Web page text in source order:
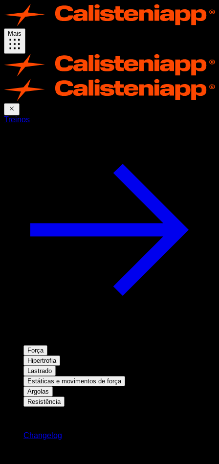
Mais
Treinos
Força
Hipertrofia
Lastrado
Estáticas e movimentos de força
Argolas
Resistência
Changelog